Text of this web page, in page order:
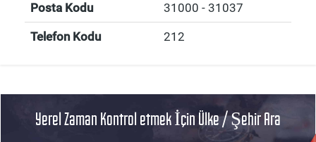
Posta Kodu 31000 - 31037
Telefon Kodu 212
Yerel Zaman Kontrol etmek İçin Ülke / Şehir Ara